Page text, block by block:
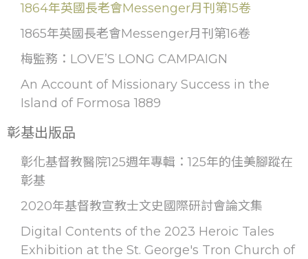
1864年英國長老會Messenger月刊第15卷
1865年英國長老會Messenger月刊第16卷
梅監務：LOVE’S LONG CAMPAIGN
An Account of Missionary Success in the
Island of Formosa 1889
彰基出版品
彰化基督教醫院125週年專輯：125年的佳美腳蹤在
彰基
2020年基督教宣教士文史國際研討會論文集
Digital Contents of the 2023 Heroic Tales
Exhibition at the St. George's Tron Church of